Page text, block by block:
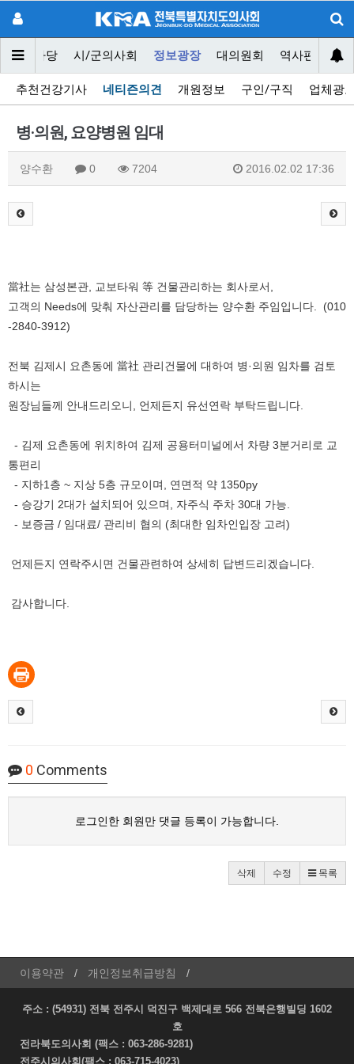
닥터마당 시/군의사회 정보광장 대의원회 역사편찬위원
추천건강기사 네티즌의견 개원정보 구인/구직 업체광
병·의원, 요양병원 임대
양수환 0 7204 2016.02.02 17:36
當社는 삼성본관, 교보타워 等 건물관리하는 회사로서,
고객의 Needs에 맞춰 자산관리를 담당하는 양수환 주임입니다. (010
-2840-3912)
전북 김제시 요촌동에 當社 관리건물에 대하여 병·의원 임차를 검토
하시는
원장님들께 안내드리오니, 언제든지 유선연락 부탁드립니다.
- 김제 요촌동에 위치하여 김제 공용터미널에서 차량 3분거리로 교
통편리
- 지하1층 ~ 지상 5층 규모이며, 연면적 약 1350py
- 승강기 2대가 설치되어 있으며, 자주식 주차 30대 가능.
- 보증금 / 임대료/ 관리비 협의 (최대한 임차인입장 고려)
언제든지 연락주시면 건물관련하여 상세히 답변드리겠습니다.
감사합니다.
0 Comments
로그인한 회원만 댓글 등록이 가능합니다.
삭제 수정 목록
이용약관 개인정보취급방침
주소 : (54931) 전북 전주시 덕진구 백제대로 566 전북은행빌딩 1602
호
전라북도의사회 (팩스 : 063-286-9281)
전주시의사회(팩스 : 063-715-4023)